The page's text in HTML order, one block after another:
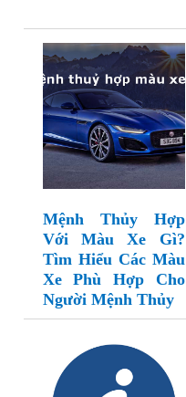
Mệnh Thủy Hợp
Với Màu Xe Gì?
Tìm Hiểu Các Màu
Xe Phù Hợp Cho
Người Mệnh Thủy